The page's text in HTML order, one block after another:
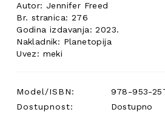
Autor: Jennifer Freed
Br. stranica: 276
Godina izdavanja: 2023.
Nakladnik: Planetopija
Uvez: meki
Model/ISBN:
978-953-
Dostupnost:
Dostupno